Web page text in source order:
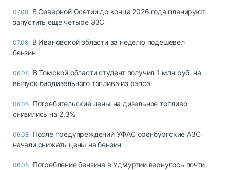
07.08 В Северной Осетии до конца 2026 года планируют
запустить еще четыре ЭЗС
07.08 В Ивановской области за неделю подешевел
бензин
06.08 В Томской области студент получил 1 млн руб. на
выпуск биодизельного топлива из рапса
06.08 Потребительские цены на дизельное топливо
снизились на 2,3%
06.08 После предупреждений УФАС оренбургские АЗС
начали снижать цены на бензин
06.08 Потребление бензина в Удмуртии вернулось почти